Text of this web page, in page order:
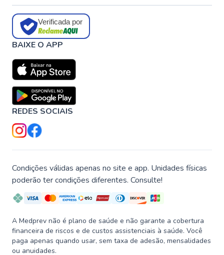
Verificada por
BAIXE O APP
REDES SOCIAIS
Condições válidas apenas no site e app. Unidades físicas
poderão ter condições diferentes. Consulte!
A Medprev não é plano de saúde e não garante a cobertura
financeira de riscos e de custos assistenciais à saúde. Você
paga apenas quando usar, sem taxa de adesão, mensalidades
ou anuidades.